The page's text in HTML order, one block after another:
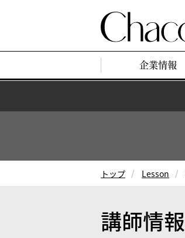
企業情報
トップ Lesson
講師情報